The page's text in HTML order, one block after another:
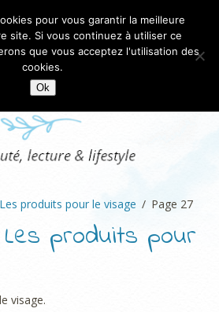
Les produits pour le visage Page 27
Les produits pour
visage.
pour vous garantir la meilleure
site. Si vous continuez à utiliser ce
que vous acceptez l'utilisation des
cookies.
Ok